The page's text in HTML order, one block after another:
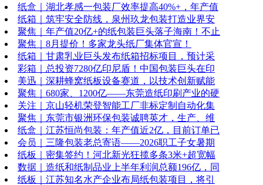
纸盒｜湖北孝感一包装厂效率提高40%+，年产值
纸箱｜筑牢安全防线，泉州玖龙包装打造业界安
聚焦｜年产值20亿+的纸包装巨头落子海南！不止
聚焦｜8月提价！多家龙头纸厂集体官宣！
纸箱｜甘肃乳业巨头发布纸箱招标项目，预计采
彩箱｜总投资7280亿印尼盾！中国包装巨头在印
美迅｜深耕蜂窝纸板设备赛道，以技术创新赋能
聚焦｜680家、1200亿——东莞造纸印刷产业的硬
关注｜京山轻机荣登智能工厂非标定制自动化集
聚焦｜东莞市银洲环保包装诚聘英才，生产、维
纸盒｜江苏恒尚包装：年产值近2亿，目前订单已
会员｜三隆包装老总寄语——2026职工子女暑期
纸板｜密集签约！河北新光狂揽多条3米+超宽幅
数据｜造纸和纸制品业上半年利润总额196亿，同
纸板｜江苏知名水产企业布局纸包装项目，将引